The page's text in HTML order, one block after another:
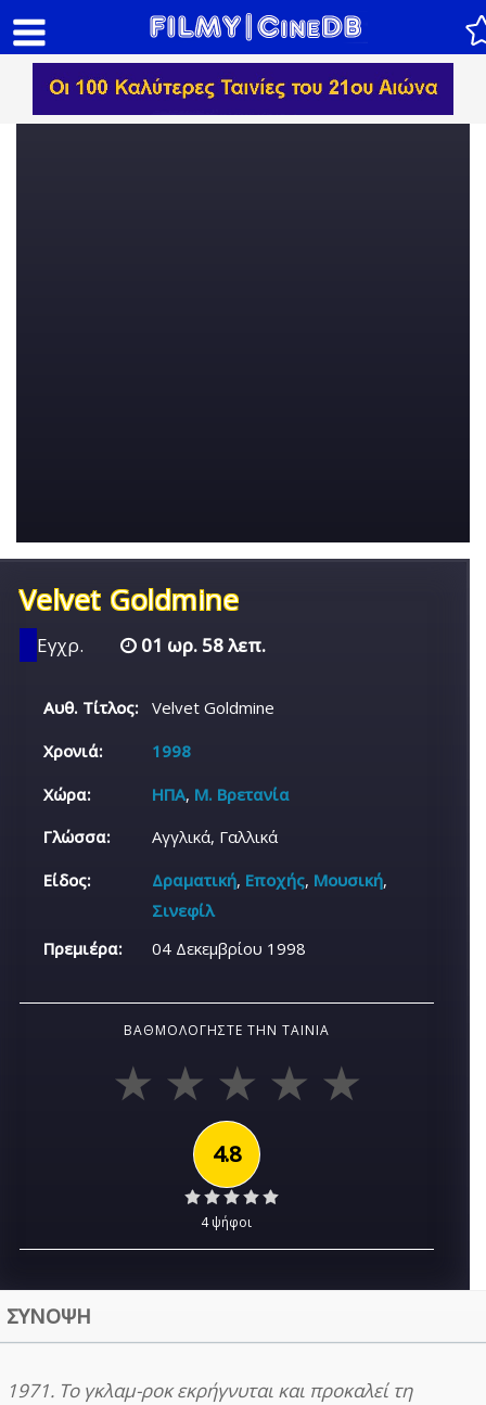
Velvet Goldmine
Εγχρ. 01 ωρ. 58 λεπ.
Αυθ. Τίτλος:
Velvet Goldmine
Χρονιά:
1998
Χώρα:
ΗΠΑ, Μ. Βρετανία
Γλώσσα:
Αγγλικά, Γαλλικά
Είδος:
Δραματική, Εποχής, Μουσική,
Σινεφίλ
Πρεμιέρα:
04 Δεκεμβρίου 1998
ΒΑΘΜΟΛΟΓΉΣΤΕ ΤΗΝ ΤΑΙΝΊΑ
4.8
4 ψήφοι
ΣΥΝΟΨΗ
1971. Το γκλαμ-ροκ εκρήγνυται και προκαλεί τη